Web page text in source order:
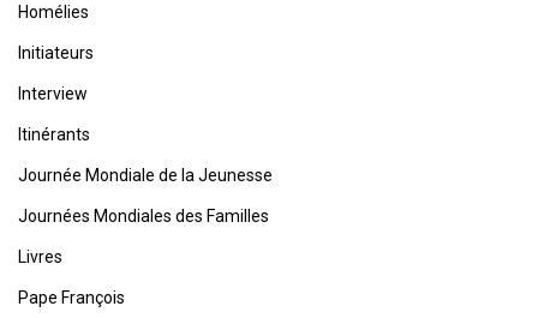
Homélies
Initiateurs
Interview
Itinérants
Journée Mondiale de la Jeunesse
Journées Mondiales des Familles
Livres
Pape François